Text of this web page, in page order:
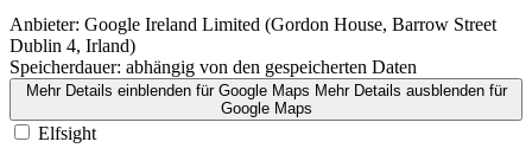
Anbieter: Google Ireland Limited (Gordon House, Barrow Street
Dublin 4, Irland)
Speicherdauer: abhängig von den gespeicherten Daten
Mehr Details einblendenfür Google Maps Mehr Details ausblendenfür
Google Maps
Elfsight